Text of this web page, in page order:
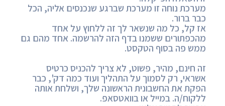
מערכת נוחה זו מערכת שברגע שנכנסים אליה, הכל
כבר ברור.
אז קל, כל מה שנשאר לך זה ללחוץ על אחד
מהכפתורים ששמנו בדף הזה להרשמה. אחד מהם גם
ממש פה בסוף הטקסט.
זה חינם, מהיר, פשוט, לא צריך להכניס כרטיס
אשראי, רק לסמוך על התהליך ועוד כמה דק', כבר
הפקת את החשבונית הראשונה שלך, ושלחת אותה
ללקוח/ה. במייל או בוואטסאפ.